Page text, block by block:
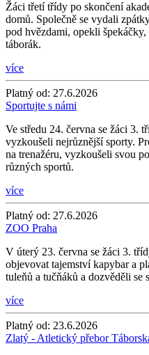
Žáci třetí třídy po skončení
domů. Společně se vydali
pod hvězdami, opekli
táborák.
více
Platný od: 27.6.2026
Sportujte s námi
Ve středu 24. června se žáci 3.
vyzkoušeli nejrůznější sporty.
na trenažéru, vyzkoušeli svou
různých sportů.
více
Platný od: 27.6.2026
ZOO Praha
V úterý 23. června se žáci 3.
objevovat tajemství kapybar a
tuleňů a tučňáků a dozvěděli se
více
Platný od: 23.6.2026
Zlatý - Atletický přebor